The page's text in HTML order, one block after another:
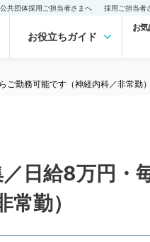
共団体採用ご担当者さまへ 採用ご担当者
お役立ちガイド
お
ご勤務可能です（神経内科／非常勤
日給8万円・
勤）